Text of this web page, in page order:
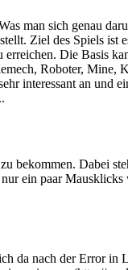
man sich genau
Ziel des Spiels
Die Basis
Roboter,
interessant an und
bekommen.
ein paar
da nach der Error